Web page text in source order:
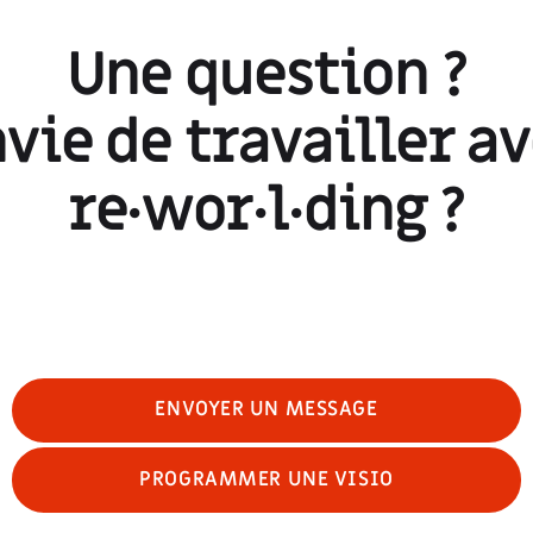
Une question ?
de travailler
re·wor·l·ding?
ENVOYER UN MESSAGE
PROGRAMMER UNE VISIO